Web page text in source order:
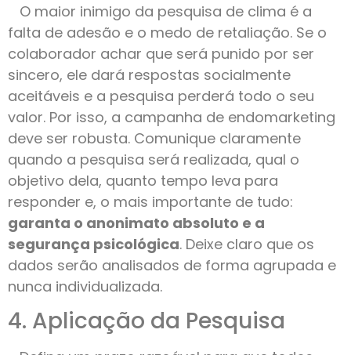
O maior inimigo da pesquisa de clima é a
falta de adesão e o medo de retaliação. Se o
colaborador achar que será punido por ser
sincero, ele dará respostas socialmente
aceitáveis e a pesquisa perderá todo o seu
valor. Por isso, a campanha de endomarketing
deve ser robusta. Comunique claramente
quando a pesquisa será realizada, qual o
objetivo dela, quanto tempo leva para
responder e, o mais importante de tudo:
garanta o anonimato absoluto e a
segurança psicológica. Deixe claro que os
dados serão analisados de forma agrupada e
nunca individualizada.
4. Aplicação da Pesquisa